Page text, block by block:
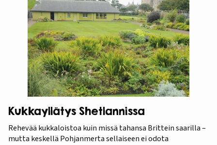
Kukkayllätys Shetlannissa
Rehevää kukkaloistoa kuin missä tahansa Brittein saarilla –
mutta keskellä Pohjanmerta sellaiseen ei odota